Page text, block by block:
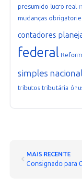
presumido lucro real
mudanças
contadores
federal
simples
tributos tributária
MAIS RECENTE